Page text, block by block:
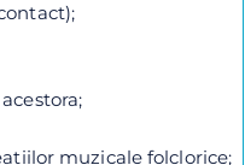
muzicale folclorice;